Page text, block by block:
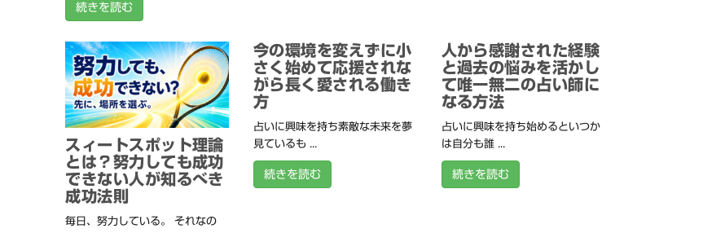
続きを読む
スィートスポット理論
とは？努力しても成功
できない人が知るべき
成功法則
毎日、努力している。 それなの
今の環境を変えずに小
さく始めて応援されな
がら長く愛される働き
方
占いに興味を持ち素敵な未来を夢
見ているも ...
続きを読む
人から感謝された経験
と過去の悩みを活かし
て唯一無二の占い師に
なる方法
占いに興味を持ち始めるといつか
は自分も誰 ...
続きを読む